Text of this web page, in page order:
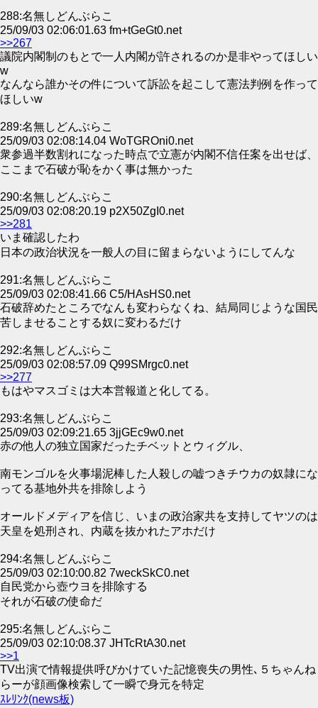
288:名無しどんぶらこ
25/09/03 02:06:01.63 fm+tGeGt0.net
>>267
議院内閣制のもとで一人内閣が許されるのか是非やってほしい
w
なんなら誰かその件について訴訟を起こして憲法判例を作って
ほしいw
289:名無しどんぶらこ
25/09/03 02:08:14.04 WoTGROni0.net
衆参過半数割れになった時点で立憲が内閣不信任案を出せば、
ここまで石破が恥をかく事は無かった
290:名無しどんぶらこ
25/09/03 02:08:20.19 p2X50ZgI0.net
>>281
いま確認したわ
日本の政治状況を一般人の目に留まらないようにしてんな
291:名無しどんぶらこ
25/09/03 02:08:41.66 C5/HAsHS0.net
石破辞めたところでなんも変わらなくね、結局同じような国民
苦しませることする奴に変わるだけ
292:名無しどんぶらこ
25/09/03 02:08:57.09 Q99SMrgc0.net
>>277
もはやマスゴミは大本営報道と化してる。
293:名無しどんぶらこ
25/09/03 02:09:21.65 3jjGEc9w0.net
赤の他人の独立国家だったチベットとウィグル、
南モンゴルを火事場泥棒した人殺しの嘘つきチウカの奴隷にな
ってる基地外共を排除しよう
オールドメディアを信じ、いまの政治家共を支持してヤツのは
天皇を処刑され、内蔵を抜かれたアホだけ
294:名無しどんぶらこ
25/09/03 02:10:00.82 7weckSkC0.net
自民党から壺ウヨを排除する
それが石破の使命だ
295:名無しどんぶらこ
25/09/03 02:10:08.37 JHTcRtA30.net
>>1
TV出演で情報提供呼びかけていた記憶喪失の男性､５ちゃんね
らーが顔画像検索して一瞬で身元を特定
ｽﾚﾘﾝｸ(news板)